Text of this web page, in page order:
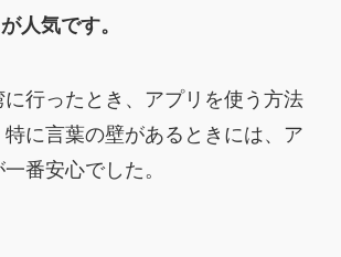
人気です。
行ったとき、アプリを使う方法
に言葉の壁があるときには、ア
番安心でした。